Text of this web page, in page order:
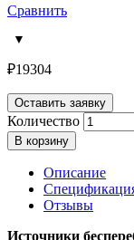
Сравнить
₽19304
Оставить заявку
Количество
В корзину
Описание
Отзывы
Источники